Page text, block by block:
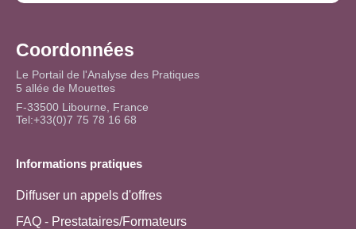
Coordonnées
Le Portail de l'Analyse des Pratiques
5 allée de Mouettes
F-33500 Libourne, France
Tel:+33(0)7 75 78 16 68
Informations pratiques
Diffuser un appels d'offres
FAQ - Prestataires/Formateurs